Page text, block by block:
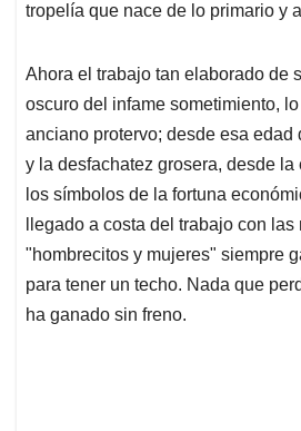
tropelía que nace de lo primario y
Ahora el trabajo tan elaborado de
oscuro del infame sometimiento,
anciano protervo; desde esa edad
y la desfachatez grosera, desde
los símbolos de la fortuna
llegado a costa del trabajo con las
"hombrecitos y mujeres" siempre
para tener un techo. Nada que
ha ganado sin freno.